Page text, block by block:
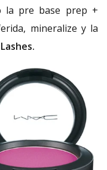
la pre base prep +
mineralize y la